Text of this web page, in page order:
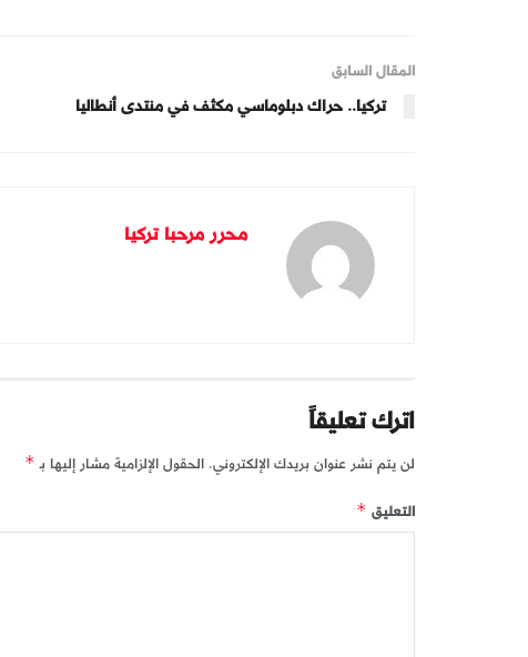
المقال السابق
تركيا.. حراك دبلوماسي مكثف في منتدى أنطاليا
محرر مرحبا تركيا
اترك تعليقاً
لن يتم نشر عنوان بريدك الإلكتروني. الحقول الإلزامية مشار إليها بـ *
التعليق *